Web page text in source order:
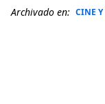
Archivado en: CINE Y